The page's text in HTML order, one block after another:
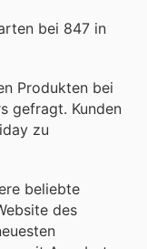
bei 847 in
Produkten bei
gefragt. Kunden
zu
beliebte
des